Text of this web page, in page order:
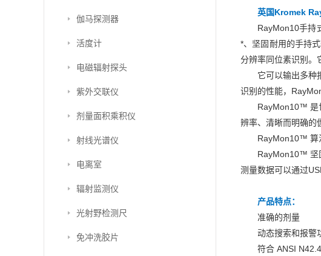
伽马探测器
活度计
电磁辐射探头
紫外交联仪
剂量面积乘积仪
射线光谱仪
电离室
辐射监测仪
光射野检测尺
免冲洗胶片
英国Kromek
RayMon10手持
*、坚固耐用的手持
分辨率同位素识别。
它可以输出多种
识别的性能，
RayMon10™ 是
辨率、清晰而明确的
RayMon10™ 算
RayMon10™ 坚
测量数据可以通过
产品特点：
准确的剂量
动态搜索和报警
符合 ANSI